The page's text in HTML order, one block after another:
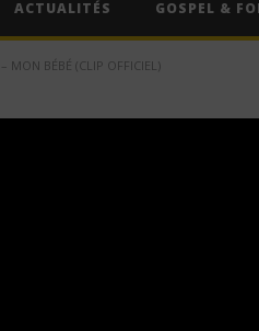
Darkoo ft. Asake – That Girl (Lyrics / Paroles & Traduction Française)
ACTUALITÉS GOSPEL & FOI
MON BÉBÉ (CLIP OFFICIEL)